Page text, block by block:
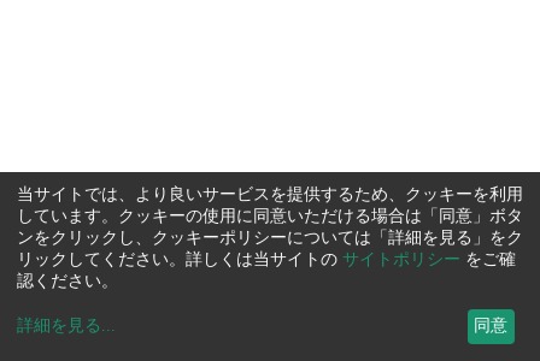
当サイトでは、より良いサービスを提供するため、クッキーを利用
しています。クッキーの使用に同意いただける場合は「同意」ボタ
ンをクリックし、クッキーポリシーについては「詳細を見る」をク
リックしてください。詳しくは当サイトの サイトポリシー をご確
認ください。
詳細を見る ... 同意